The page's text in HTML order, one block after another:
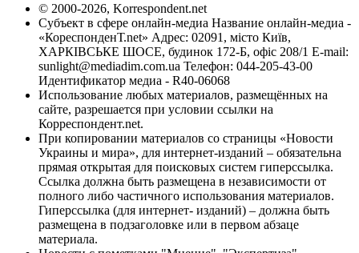
© 2000-2026, Korrespondent.net
Субъект в сфере онлайн-медиа Название онлайн-медиа -
«КореспонденТ.net» Адрес: 02091, місто Київ,
ХАРКІВСЬКЕ ШОСЕ, будинок 172-Б, офіс 208/1 E-mail:
sunlight@mediadim.com.ua Телефон: 044-205-43-00
Идентификатор медиа - R40-06068
Использование любых материалов, размещённых на
сайте, разрешается при условии ссылки на
Корреспондент.net.
При копировании материалов со страницы «Новости
Украины и мира», для интернет-изданий – обязательна
прямая открытая для поисковых систем гиперссылка.
Ссылка должна быть размещена в независимости от
полного либо частичного использования материалов.
Гиперссылка (для интернет- изданий) – должна быть
размещена в подзаголовке или в первом абзаце
материала.